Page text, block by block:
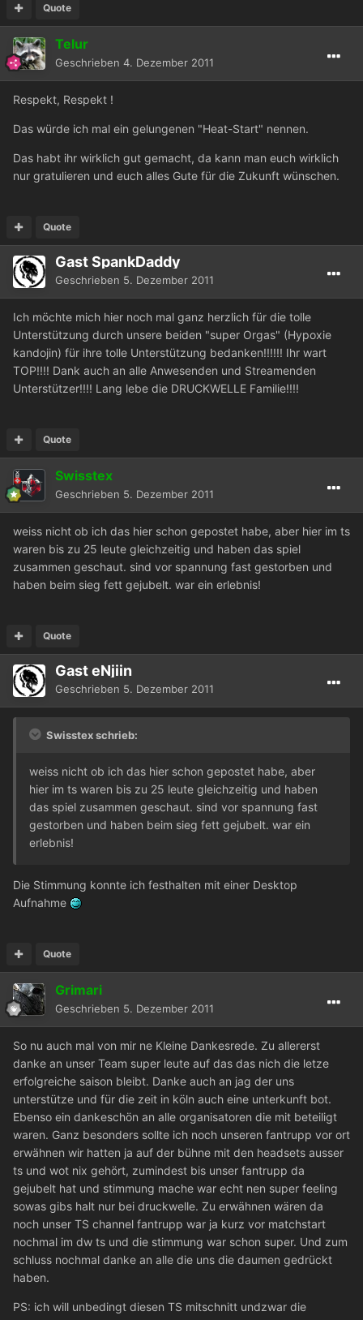
Quote
Telur
Geschrieben 4. Dezember 2011
Respekt, Respekt !
Das würde ich mal ein gelungenen "Heat-Start" nennen.
Das habt ihr wirklich gut gemacht, da kann man euch wirklich
nur gratulieren und euch alles Gute für die Zukunft wünschen.
Quote
Gast SpankDaddy
Geschrieben 5. Dezember 2011
Ich möchte mich hier noch mal ganz herzlich für die tolle
Unterstützung durch unsere beiden "super Orgas" (Hypoxie
kandojin) für ihre tolle Unterstützung bedanken!!!!!! Ihr wart
TOP!!!! Dank auch an alle Anwesenden und Streamenden
Unterstützer!!!! Lang lebe die DRUCKWELLE Familie!!!!
Quote
Swisstex
Geschrieben 5. Dezember 2011
weiss nicht ob ich das hier schon gepostet habe, aber hier im ts
waren bis zu 25 leute gleichzeitig und haben das spiel
zusammen geschaut. sind vor spannung fast gestorben und
haben beim sieg fett gejubelt. war ein erlebnis!
Quote
Gast eNjiin
Geschrieben 5. Dezember 2011
Swisstex schrieb:
weiss nicht ob ich das hier schon gepostet habe, aber
hier im ts waren bis zu 25 leute gleichzeitig und haben
das spiel zusammen geschaut. sind vor spannung fast
gestorben und haben beim sieg fett gejubelt. war ein
erlebnis!
Die Stimmung konnte ich festhalten mit einer Desktop
Aufnahme
Quote
Grimari
Geschrieben 5. Dezember 2011
So nu auch mal von mir ne Kleine Dankesrede. Zu allererst
danke an unser Team super leute auf das das nich die letze
erfolgreiche saison bleibt. Danke auch an jag der uns
unterstütze und für die zeit in köln auch eine unterkunft bot.
Ebenso ein dankeschön an alle organisatoren die mit beteiligt
waren. Ganz besonders sollte ich noch unseren fantrupp vor ort
erwähnen wir hatten ja auf der bühne mit den headsets ausser
ts und wot nix gehört, zumindest bis unser fantrupp da
gejubelt hat und stimmung mache war echt nen super feeling
sowas gibs halt nur bei druckwelle. Zu erwähnen wären da
noch unser TS channel fantrupp war ja kurz vor matchstart
nochmal im dw ts und die stimmung war schon super. Und zum
schluss nochmal danke an alle die uns die daumen gedrückt
haben.
PS: ich will unbedingt diesen TS mitschnitt undzwar die